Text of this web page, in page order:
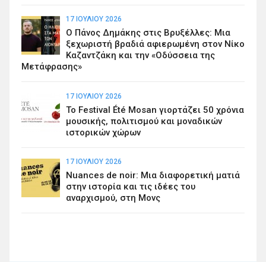
17 ΙΟΥΛΊΟΥ 2026
Ο Πάνος Δημάκης στις Βρυξέλλες: Μια
ξεχωριστή βραδιά αφιερωμένη στον Νίκο
Καζαντζάκη και την «Οδύσσεια της
Μετάφρασης»
17 ΙΟΥΛΊΟΥ 2026
Το Festival Été Mosan γιορτάζει 50 χρόνια
μουσικής, πολιτισμού και μοναδικών
ιστορικών χώρων
17 ΙΟΥΛΊΟΥ 2026
Nuances de noir: Μια διαφορετική ματιά
στην ιστορία και τις ιδέες του
αναρχισμού, στη Μονς